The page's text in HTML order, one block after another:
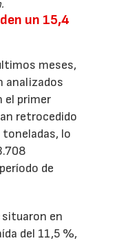
un 15,4
meses,
analizados
el primer
retrocedido
toneladas, lo
de
en
del 11,5 %,